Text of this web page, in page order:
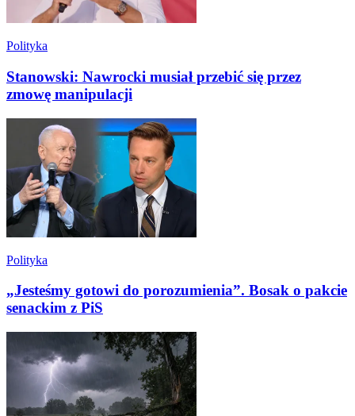
Polityka
Stanowski: Nawrocki musiał przebić się przez
zmowę manipulacji
Polityka
„Jesteśmy gotowi do porozumienia”. Bosak o pakcie
senackim z PiS